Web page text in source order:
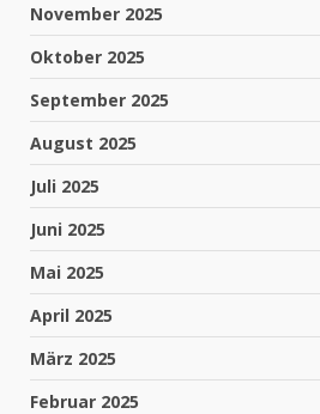
November 2025
Oktober 2025
September 2025
August 2025
Juli 2025
Juni 2025
Mai 2025
April 2025
März 2025
Februar 2025